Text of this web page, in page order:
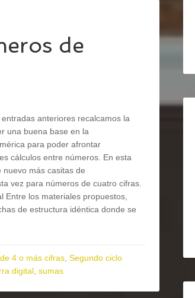
de
entradas anteriores recalcamos la
una buena base en la
para poder afrontar
cálculos entre números. En esta
más casitas de
vez para números de cuatro cifras.
Entre los materiales propuestos,
de estructura idéntica donde se
4 o más cifras, Segundo ciclo
digital, sumas